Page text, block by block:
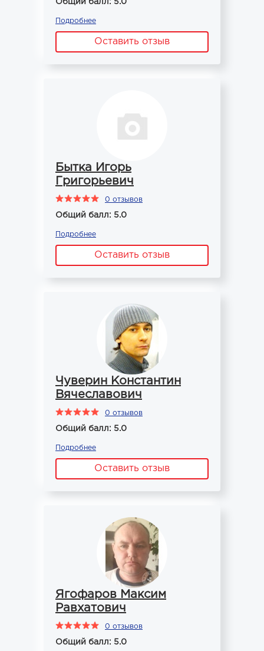
Общий балл: 5.0
Подробнее
Оставить отзыв
Бытка Игорь
Григорьевич
0 отзывов
Общий балл: 5.0
Подробнее
Оставить отзыв
Чуверин Константин
Вячеславович
0 отзывов
Общий балл: 5.0
Подробнее
Оставить отзыв
Ягофаров Максим
Равхатович
0 отзывов
Общий балл: 5.0